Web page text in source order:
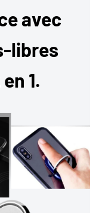
avec
libres
1.